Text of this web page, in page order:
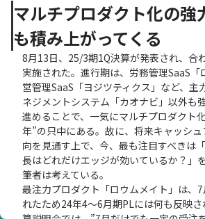
マルチプロダクト化の強
も積み上がってくる
8月13日、25/3期1Q決算が発表され、合
実施された。進行期は、労務管理SaaS「
営管理SaaS「ヨジツティクス」など、主
ネジメントシステム「カオナビ」以外も
進めることで、一気にマルチプロダクト
年”の只中にある。故に、将来キャッシ
向を見通す上で、今、最も注目すべきは
長はどれだけエッジが効いているか？」
筆者は考えている。
最注力プロダクト「ロウムメイト」は、
れたため24年4～6月期PLには何も反映